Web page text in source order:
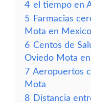
4 el tiempo en
5 Farmacias
Mota en
6 Centos de
Oviedo Mota
7 Aeropuertos
Mota
8 Distancia